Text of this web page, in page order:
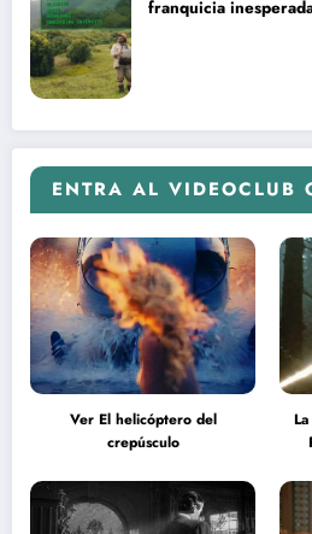
franquicia
ENTRA AL VIDEOCLUB
Ver El helicóptero del
crepúsculo